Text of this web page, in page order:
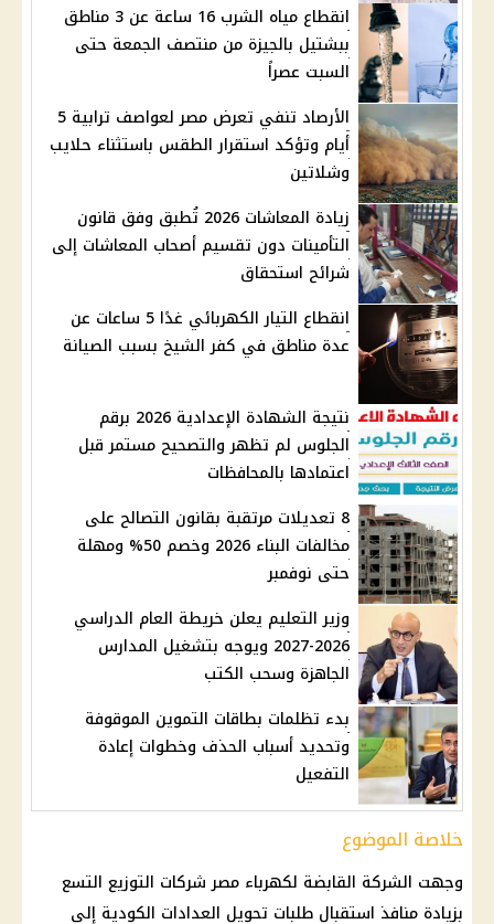
انقطاع مياه الشرب 16 ساعة عن 3 مناطق
ببشتيل بالجيزة من منتصف الجمعة حتى
السبت عصراً
الأرصاد تنفي تعرض مصر لعواصف ترابية 5
أيام وتؤكد استقرار الطقس باستثناء حلايب
وشلاتين
زيادة المعاشات 2026 تُطبق وفق قانون
التأمينات دون تقسيم أصحاب المعاشات إلى
شرائح استحقاق
انقطاع التيار الكهربائي غدًا 5 ساعات عن
عدة مناطق في كفر الشيخ بسبب الصيانة
نتيجة الشهادة الإعدادية 2026 برقم
الجلوس لم تظهر والتصحيح مستمر قبل
اعتمادها بالمحافظات
8 تعديلات مرتقبة بقانون التصالح على
مخالفات البناء 2026 وخصم 50% ومهلة
حتى نوفمبر
وزير التعليم يعلن خريطة العام الدراسي
2026-2027 ويوجه بتشغيل المدارس
الجاهزة وسحب الكتب
بدء تظلمات بطاقات التموين الموقوفة
وتحديد أسباب الحذف وخطوات إعادة
التفعيل
خلاصة الموضوع
وجهت الشركة القابضة لكهرباء مصر شركات التوزيع التسع
بزيادة منافذ استقبال طلبات تحويل العدادات الكودية إلى